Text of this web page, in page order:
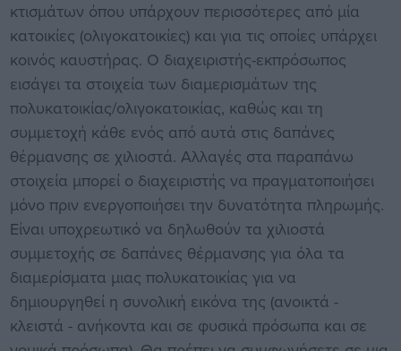
κτισμάτων όπου υπάρχουν περισσότερες από μία
κατοικίες (ολιγοκατοικίες) και για τις οποίες υπάρχει
κοινός καυστήρας. Ο διαχειριστής-εκπρόσωπος
εισάγει τα στοιχεία των διαμερισμάτων της
πολυκατοικίας/ολιγοκατοικίας, καθώς και τη
συμμετοχή κάθε ενός από αυτά στις δαπάνες
θέρμανσης σε χιλιοστά. Αλλαγές στα παραπάνω
στοιχεία μπορεί ο διαχειριστής να πραγματοποιήσει
μόνο πριν ενεργοποιήσει την δυνατότητα πληρωμής.
Είναι υποχρεωτικό να δηλωθούν τα χιλιοστά
συμμετοχής σε δαπάνες θέρμανσης για όλα τα
διαμερίσματα μιας πολυκατοικίας για να
δημιουργηθεί η συνολική εικόνα της (ανοικτά -
κλειστά - ανήκοντα και σε φυσικά πρόσωπα και σε